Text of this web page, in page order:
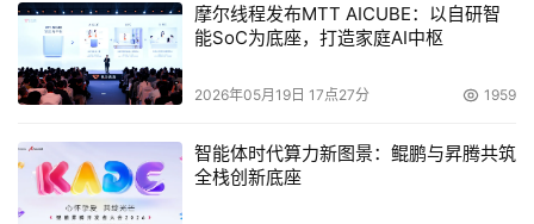
摩尔线程发布MTT AICUBE：以自研智
能SoC为底座，打造家庭AI中枢
2026年05月19日 17点27分 1959
智能体时代算力新图景：鲲鹏与昇腾共筑
全栈创新底座